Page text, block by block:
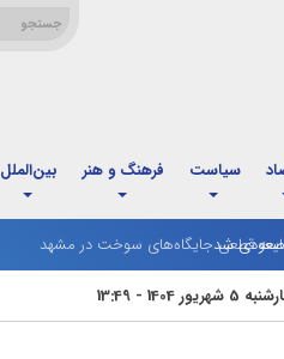
سیاست فرهنگ و هنر بین‌الملل
قطعی جایگاه‌های سوخت در مشهد
صعودی شد
1404 - 13:49